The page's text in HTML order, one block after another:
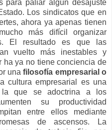
para paliar algún desajuste
Los sindicatos que en
ahora ya apenas tienen
más difícil organizar
El resultado es que las
vuelto más inestables y
ha ya no tiene conciencia de
unafilosofía empresarial o
cultura empresarial es una
que se adoctrina a los
su productividad
entre ellos mediante
de ascensos. La